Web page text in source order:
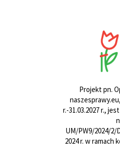
Projekt pn.
r.-31.03.2027 r.,
UM/PW9/2024/2/
2024 r. w ramach